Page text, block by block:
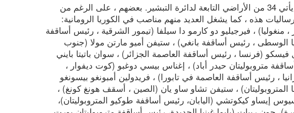
سيكون الكونكلاف مع الكرادلة من 66 دولة. من بينهم ، يأتي 34 من الأراضي التابعة لدائرة التبشير. بعضهم ، على الرغم من
هذه ، كما يشغل العديد منهم مناصب في الكوريا الرومانية:
، منغوليا) ، فيرجيليو دو كارمو دا سيلفا (تيمور الشرقية ، رئيس أساقفة
الوسطى ، رئيس أساقفة بانغي) ، ستيفن أميو مارتن مولا (جنوب
(فرنسا ، رئيس أساقفة العاصمة الجزائر) ، سوان باتيتا بايني
متروبوليتان حيدر أباد) ، إغناس بيسي دوغبو (كوت ديفوار ،
، رئيس أساقفة العاصمة في تابورا) ، فريدولين أمبونغو بيسونغو
، ستيفن تشاو ساو يان (الصين ، أسقف هونغ كونغ) ،
إيساو كيكوتشي (اليابان، رئيس أساقفة طوكيو المتروبوليتان)،